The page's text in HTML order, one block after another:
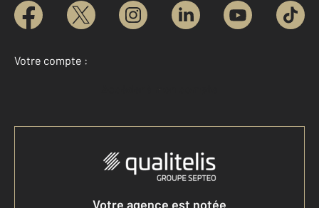
Votre compte :
Accéder à mon compte
Votre agence est notée